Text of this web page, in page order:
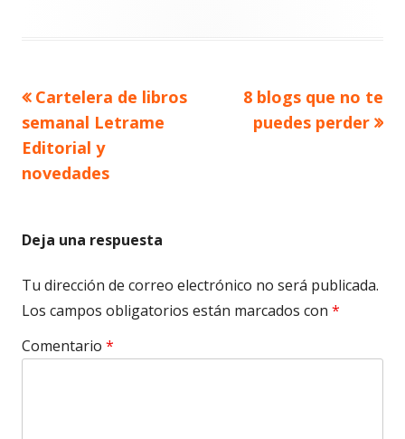
Navegación
de
entradas
Artículo
anterior
Cartelera de libros
semanal Letrame
Editorial y
novedades
Artículo
siguiente
8 blogs que no te
puedes perder
Deja una respuesta
Tu dirección de correo electrónico no será publicada.
Los campos obligatorios están marcados con *
Comentario *